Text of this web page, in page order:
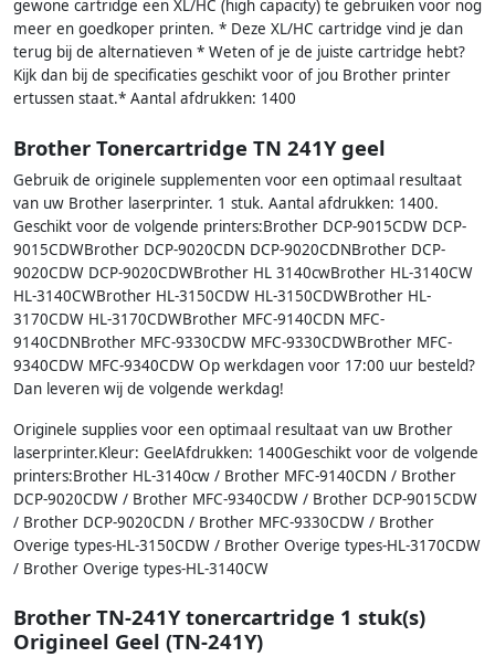
gewone cartridge een XL/HC (high capacity) te gebruiken voor nog
meer en goedkoper printen. * Deze XL/HC cartridge vind je dan
terug bij de alternatieven * Weten of je de juiste cartridge hebt?
Kijk dan bij de specificaties geschikt voor of jou Brother printer
ertussen staat.* Aantal afdrukken: 1400
Brother Tonercartridge TN 241Y geel
Gebruik de originele supplementen voor een optimaal resultaat
van uw Brother laserprinter. 1 stuk. Aantal afdrukken: 1400.
Geschikt voor de volgende printers:Brother DCP-9015CDW DCP-
9015CDWBrother DCP-9020CDN DCP-9020CDNBrother DCP-
9020CDW DCP-9020CDWBrother HL 3140cwBrother HL-3140CW
HL-3140CWBrother HL-3150CDW HL-3150CDWBrother HL-
3170CDW HL-3170CDWBrother MFC-9140CDN MFC-
9140CDNBrother MFC-9330CDW MFC-9330CDWBrother MFC-
9340CDW MFC-9340CDW Op werkdagen voor 17:00 uur besteld?
Dan leveren wij de volgende werkdag!
Originele supplies voor een optimaal resultaat van uw Brother
laserprinter.Kleur: GeelAfdrukken: 1400Geschikt voor de volgende
printers:Brother HL-3140cw / Brother MFC-9140CDN / Brother
DCP-9020CDW / Brother MFC-9340CDW / Brother DCP-9015CDW
/ Brother DCP-9020CDN / Brother MFC-9330CDW / Brother
Overige types-HL-3150CDW / Brother Overige types-HL-3170CDW
/ Brother Overige types-HL-3140CW
Brother TN-241Y tonercartridge 1 stuk(s)
Origineel Geel (TN-241Y)